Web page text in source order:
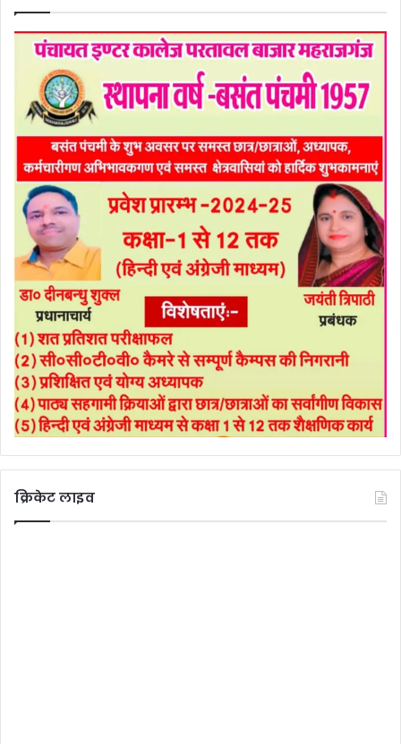
क्रिकेट लाइव